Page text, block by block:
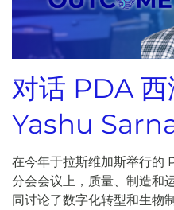
对话 PDA
Yashu
在今年于拉斯维加斯举行的
分会会议上，质量、制造和
同讨论了数字化转型和生物